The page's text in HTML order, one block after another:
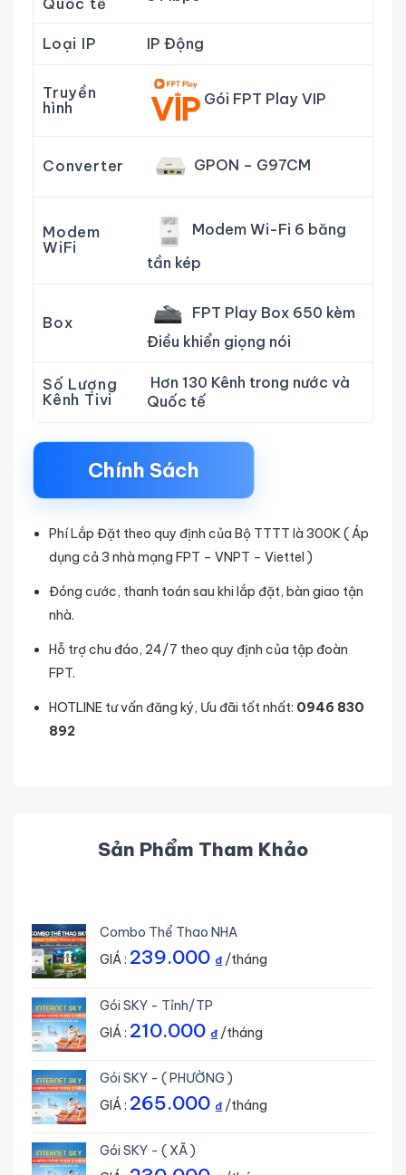
Quốc tế
Loại IP IP Động
Truyền
hình
Gói FPT Play VIP
Converter GPON – G97CM
Modem
WiFi
Modem Wi-Fi 6 băng
tần kép
Box
FPT Play Box 650 kèm
Điều khiển giọng nói
Số Lượng
Kênh Tivi
Hơn 130 Kênh trong nước và
Quốc tế
Chính Sách
Phí Lắp Đặt theo quy định của Bộ TTTT là 300K ( Áp
dụng cả 3 nhà mạng FPT – VNPT – Viettel )
Đóng cước, thanh toán sau khi lắp đặt, bàn giao tận
nhà.
Hỗ trợ chu đáo, 24/7 theo quy định của tập đoàn
FPT.
HOTLINE tư vấn đăng ký, Ưu đãi tốt nhất: 0946 830
892
Sản Phẩm Tham Khảo
Combo Thể Thao NHA
GIÁ : 239.000 ₫/tháng
Gói SKY - Tỉnh/TP
GIÁ : 210.000 ₫/tháng
Gói SKY - ( PHƯỜNG )
GIÁ : 265.000 ₫/tháng
Gói SKY - ( XÃ )